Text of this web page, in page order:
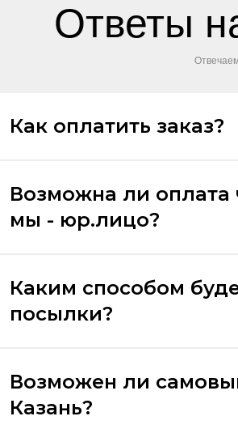
Ответы
Как оплатить заказ?
Возможна ли оплата
мы - юр.лицо?
Каким способом
посылки?
Возможен ли
Казань?